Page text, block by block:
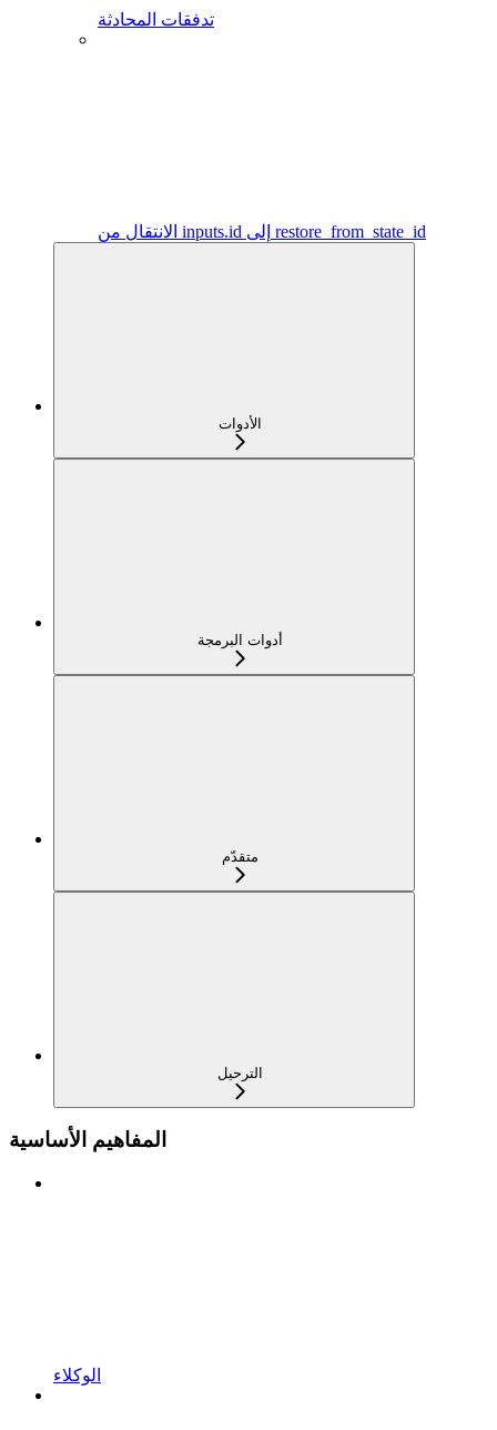
تدفقات المحادثة
الانتقال من inputs.id إلى restore_from_state_id
الأدوات
أدوات البرمجة
متقدّم
الترحيل
المفاهيم الأساسية
الوكلاء